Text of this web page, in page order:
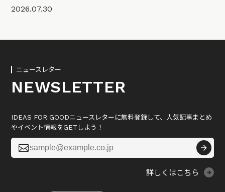
2026.07.30
ニュースレター
NEWSLETTER
IDEAS FOR GOODニュースレターに無料登録して、人気記事まとめ
やイベント情報をGETしよう！

詳しくはこちら